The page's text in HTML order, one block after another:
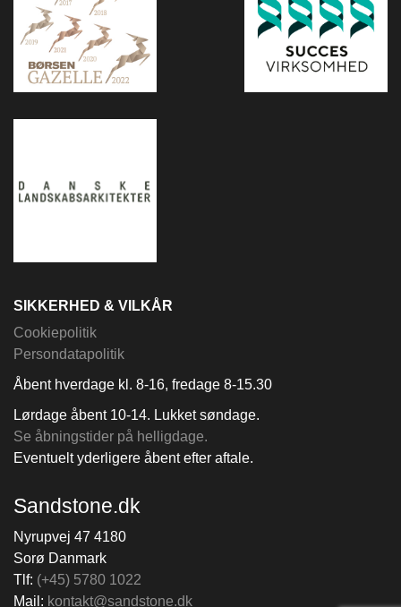
SIKKERHED & VILKÅR
Cookiepolitik
Persondatapolitik
Åbent hverdage kl. 8-16, fredage 8-15.30
Lørdage åbent 10-14. Lukket søndage.
Se åbningstider på helligdage.
Eventuelt yderligere åbent efter aftale.
Sandstone.dk
Nyrupvej 47 4180
Sorø Danmark
Tlf: (+45) 5780 1022
Mail: kontakt@sandstone.dk